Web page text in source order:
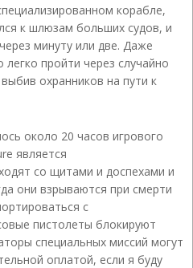
корабле,
к шлюзам больших судов, и
минуту или две. Даже
пройти через случайно
охранников на пути к
около 20 часов игрового
является
со щитами и доспехами и
они взрываются при смерти
с
пистолеты блокируют
специальных миссий могут
оплатой, если я буду